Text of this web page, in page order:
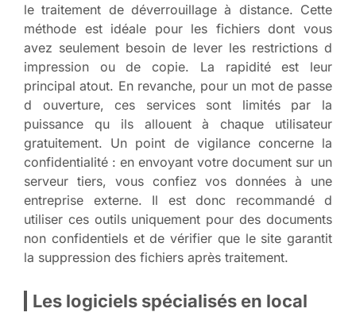
le traitement de déverrouillage à distance. Cette
méthode est idéale pour les fichiers dont vous
avez seulement besoin de lever les restrictions d
impression ou de copie. La rapidité est leur
principal atout. En revanche, pour un mot de passe
d ouverture, ces services sont limités par la
puissance qu ils allouent à chaque utilisateur
gratuitement. Un point de vigilance concerne la
confidentialité : en envoyant votre document sur un
serveur tiers, vous confiez vos données à une
entreprise externe. Il est donc recommandé d
utiliser ces outils uniquement pour des documents
non confidentiels et de vérifier que le site garantit
la suppression des fichiers après traitement.
Les logiciels spécialisés en local